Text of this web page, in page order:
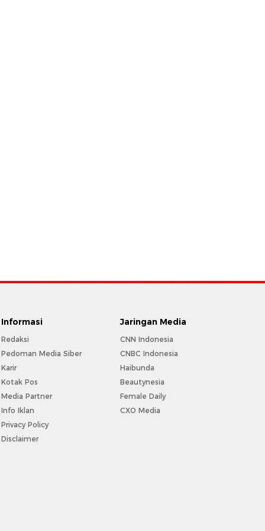
Informasi
Redaksi
Pedoman Media Siber
Karir
Kotak Pos
Media Partner
Info Iklan
Privacy Policy
Disclaimer
Jaringan Media
CNN Indonesia
CNBC Indonesia
Haibunda
Beautynesia
Female Daily
CXO Media